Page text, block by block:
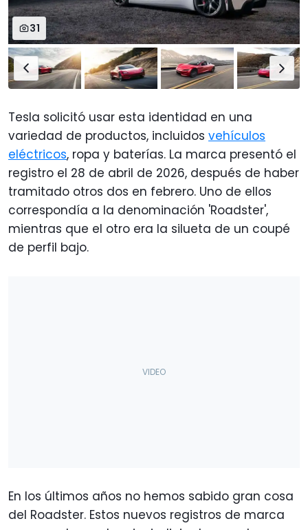
31
Tesla solicitó usar esta identidad en una
variedad de productos, incluidos vehículos
eléctricos, ropa y baterías. La marca presentó el
registro el 28 de abril de 2026, después de haber
tramitado otros dos en febrero. Uno de ellos
correspondía a la denominación 'Roadster',
mientras que el otro era la silueta de un coupé
de perfil bajo.
En los últimos años no hemos sabido gran cosa
del Roadster. Estos nuevos registros de marca